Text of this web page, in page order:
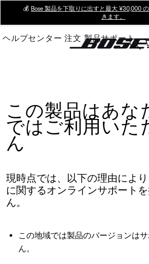
Main
💰 Bose 製品を下取りに出すと最大 ¥30,000
きます。
ヘルプセンター 注文 製品サポート
この製品はあな
ではご利用いた
ん
現時点では、以下の理由によ
に関するオンラインサポート
ん。
この地域では製品のバージョンは
ん。